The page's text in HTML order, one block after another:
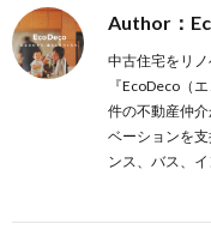
Author：
中古住宅をリ
『EcoDeco（
件の不動産仲
ベーションを
ンス、バス、